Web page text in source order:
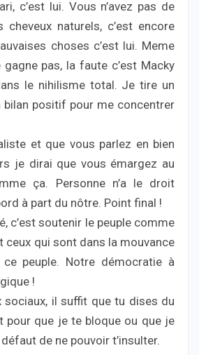
c’est lui. Vous n’avez pas de
cheveux naturels, c’est encore
choses c’est lui. Meme
pas, la faute c’est Macky
le nihilisme total. Je tire un
positif pour me concentrer
et que vous parlez en bien
je dirai que vous émargez au
ça. Personne n’a le droit
à part du nôtre. Point final !
c’est soutenir le peuple comme
ceux qui sont dans la mouvance
peuple. Notre démocratie à
!
sociaux, il suffit que tu dises du
pour que je te bloque ou que je
de ne pouvoir t’insulter.